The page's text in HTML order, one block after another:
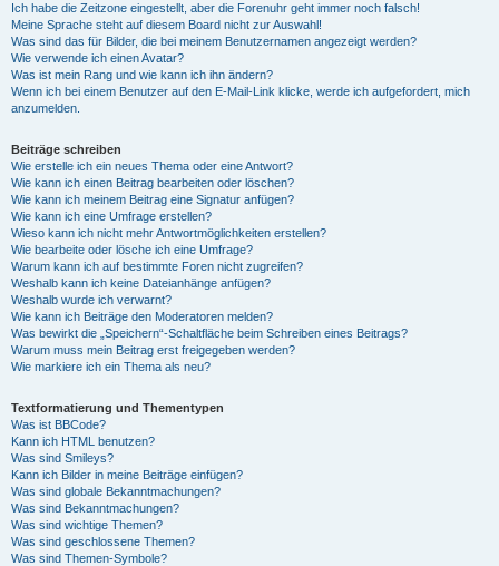
Ich habe die Zeitzone eingestellt, aber die Forenuhr geht immer noch falsch!
Meine Sprache steht auf diesem Board nicht zur Auswahl!
Was sind das für Bilder, die bei meinem Benutzernamen angezeigt werden?
Wie verwende ich einen Avatar?
Was ist mein Rang und wie kann ich ihn ändern?
Wenn ich bei einem Benutzer auf den E-Mail-Link klicke, werde ich aufgefordert, mich
anzumelden.
Beiträge schreiben
Wie erstelle ich ein neues Thema oder eine Antwort?
Wie kann ich einen Beitrag bearbeiten oder löschen?
Wie kann ich meinem Beitrag eine Signatur anfügen?
Wie kann ich eine Umfrage erstellen?
Wieso kann ich nicht mehr Antwortmöglichkeiten erstellen?
Wie bearbeite oder lösche ich eine Umfrage?
Warum kann ich auf bestimmte Foren nicht zugreifen?
Weshalb kann ich keine Dateianhänge anfügen?
Weshalb wurde ich verwarnt?
Wie kann ich Beiträge den Moderatoren melden?
Was bewirkt die „Speichern“-Schaltfläche beim Schreiben eines Beitrags?
Warum muss mein Beitrag erst freigegeben werden?
Wie markiere ich ein Thema als neu?
Textformatierung und Thementypen
Was ist BBCode?
Kann ich HTML benutzen?
Was sind Smileys?
Kann ich Bilder in meine Beiträge einfügen?
Was sind globale Bekanntmachungen?
Was sind Bekanntmachungen?
Was sind wichtige Themen?
Was sind geschlossene Themen?
Was sind Themen-Symbole?